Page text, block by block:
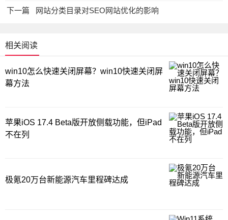
下一篇 网站分类目录对SEO网站优化的影响
相关阅读
win10怎么快速关闭屏幕？win10快速关闭屏
幕方法
苹果iOS 17.4 Beta版开放侧载功能，但iPad
不在列
极氪20万台新能源汽车里程碑达成